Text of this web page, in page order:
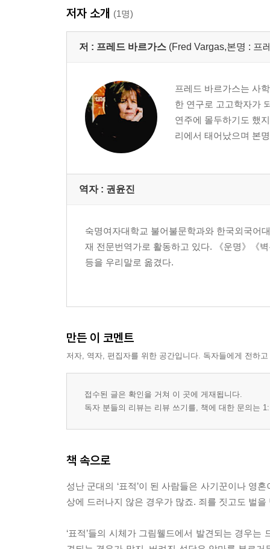
저자 소개 (1명)
저 : 프레드 바르가스 (Fred Vargas,본명 : 프
프레드 바르가스는 사
한 연구로 고고학자가
연주에 몰두하기도 했
리에서 태어났으며 본
역자 : 권윤진
숙명여자대학교 불어불문학과와 한국외국어
재 전문번역가로 활동하고 있다. 《운명》《
등을 우리말로 옮겼다.
만든 이 코멘트
저자, 역자, 편집자를 위한 공간입니다. 독자들에게 전하
접수된 글은 확인을 거쳐 이 곳에 게재됩니다.
독자 분들의 리뷰는 리뷰 쓰기를, 책에 대한 문의는
책 속으로
성난 군대의 ‘표적’이 된 사람들은 사기꾼이나 영
상에 드러나지 않은 경우가 많죠. 죄를 짓고도 벌
‘표적’들의 시체가 그림웰드에서 발견되는 경우